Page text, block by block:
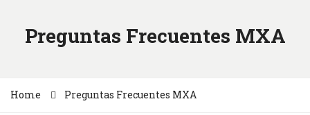
Preguntas Frecuentes MXA
Home Preguntas Frecuentes MXA